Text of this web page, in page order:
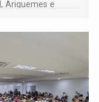
Ariquemes e